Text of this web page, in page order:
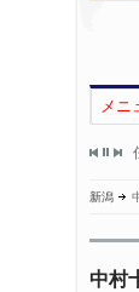
メニ
人になりました！
新潟
中村